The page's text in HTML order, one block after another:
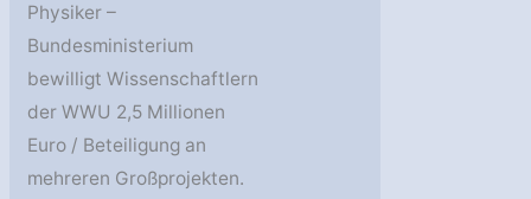
Physiker –
Bundesministerium
bewilligt Wissenschaftlern
der WWU 2,5 Millionen
Euro / Beteiligung an
mehreren Großprojekten.